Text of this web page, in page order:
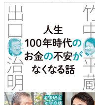
はじめに 地政学を学ぶ
になるのか？
第1章 地政学で読み解
第2章 「米中新冷戦」
第3章 これから、「米
第4章 中国は、本当に
第5章 台湾の「シリコ
第6章 ウクライナ侵攻
第7章 存在感を増すイン